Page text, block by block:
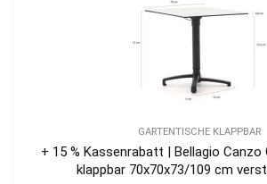
GARTENTISCHE KLAPPBAR
+ 15 % Kassenrabatt | Bellagio
klappbar 70x70x73/109 cm